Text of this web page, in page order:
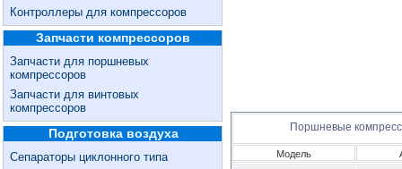
Контроллеры для компрессоров
Запчасти компрессоров
Запчасти для поршневых
компрессоров
Запчасти для винтовых
компрессоров
Подготовка воздуха
Сепараторы циклонного типа
Поршневые
Модель